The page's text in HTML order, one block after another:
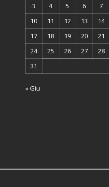
3
4 5 6 7
10
11 12 13 14
17
18 19 20 21
24
25 26 27 28
31
« Giu